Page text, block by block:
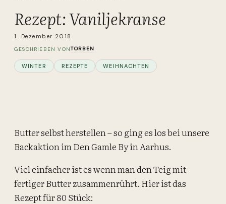
Rezept: Vaniljekranse
1. Dezember 2018
GESCHRIEBEN VONTORBEN
WINTER REZEPTE WEIHNACHTEN
Butter selbst herstellen – so ging es los bei unsere
Backaktion im Den Gamle By in Aarhus.
Viel einfacher ist es wenn man den Teig mit
fertiger Butter zusammenrührt. Hier ist das
Rezept für 80 Stück: